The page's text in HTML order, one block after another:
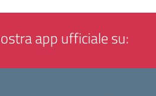
app ufficiale su: